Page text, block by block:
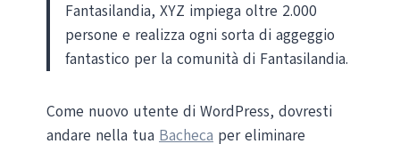
Fantasilandia, XYZ impiega oltre 2.000
persone e realizza ogni sorta di aggeggio
fantastico per la comunità di Fantasilandia.
Come nuovo utente di WordPress, dovresti
andare nella tua Bacheca per eliminare